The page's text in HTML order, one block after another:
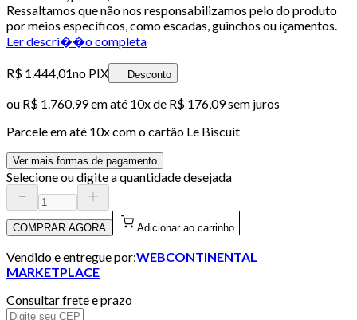
Ressaltamos que não nos responsabilizamos pelo do produto
por meios específicos, como escadas, guinchos ou içamentos.
Ler descri��o completa
R$ 1.444,01no PIX Desconto
ou R$ 1.760,99em até 10x de R$ 176,09 sem juros
Parcele em até 10x com o cartão Le Biscuit
Ver mais formas de pagamento
Selecione ou digite a quantidade desejada
COMPRAR AGORA Adicionar ao carrinho
Vendido e entregue por:WEBCONTINENTAL
MARKETPLACE
Consultar frete e prazo